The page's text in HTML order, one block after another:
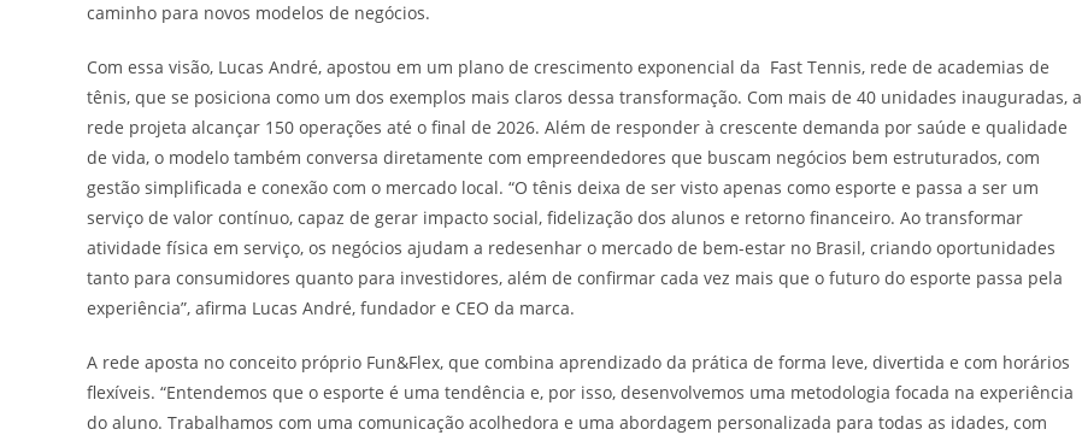
caminho para novos modelos de negócios.
Com essa visão, Lucas André, apostou em um plano de crescimento exponencial da Fast Tennis, rede de academias de
tênis, que se posiciona como um dos exemplos mais claros dessa transformação. Com mais de 40 unidades inauguradas, a
rede projeta alcançar 150 operações até o final de 2026. Além de responder à crescente demanda por saúde e qualidade
de vida, o modelo também conversa diretamente com empreendedores que buscam negócios bem estruturados, com
gestão simplificada e conexão com o mercado local. “O tênis deixa de ser visto apenas como esporte e passa a ser um
serviço de valor contínuo, capaz de gerar impacto social, fidelização dos alunos e retorno financeiro. Ao transformar
atividade física em serviço, os negócios ajudam a redesenhar o mercado de bem-estar no Brasil, criando oportunidades
tanto para consumidores quanto para investidores, além de confirmar cada vez mais que o futuro do esporte passa pela
experiência”, afirma Lucas André, fundador e CEO da marca.
A rede aposta no conceito próprio Fun&Flex, que combina aprendizado da prática de forma leve, divertida e com horários
flexíveis. “Entendemos que o esporte é uma tendência e, por isso, desenvolvemos uma metodologia focada na experiência
do aluno. Trabalhamos com uma comunicação acolhedora e uma abordagem personalizada para todas as idades, com